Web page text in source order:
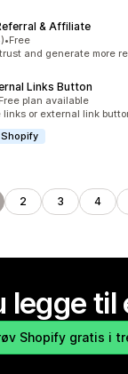
& Affiliate
•Free
and generate more
Links Button
Free plan available
or external link
2 3 4
legge til
Shopify gratis i